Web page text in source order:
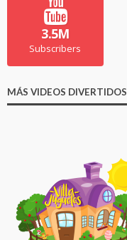
3.5M
Subscribers
MÁS VIDEOS DIVERTIDOS